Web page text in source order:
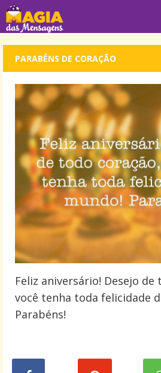
PARABÉNS DE CORAÇÃO
Feliz aniversário! Desejo de
você tenha toda felicidade
Parabéns!